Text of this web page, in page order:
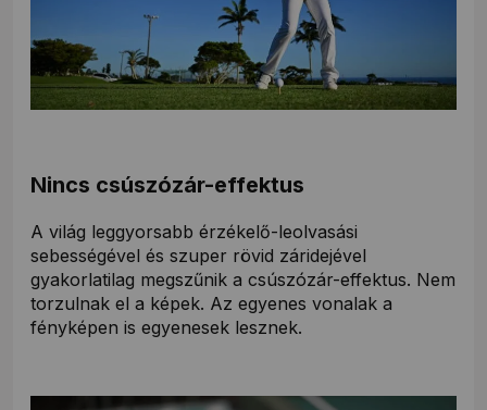
Nincs csúszózár-effektus
A világ leggyorsabb érzékelő-leolvasási
sebességével és szuper rövid záridejével
gyakorlatilag megszűnik a csúszózár-effektus. Nem
torzulnak el a képek. Az egyenes vonalak a
fényképen is egyenesek lesznek.